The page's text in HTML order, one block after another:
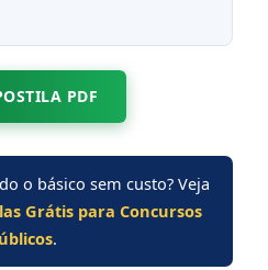
PDF
o básico sem custo? Veja
Grátis para Concursos
.